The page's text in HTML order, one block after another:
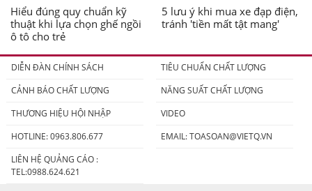
Hiểu đúng quy chuẩn kỹ
thuật khi lựa chọn ghế ngồi
ô tô cho trẻ
5 lưu ý khi mua xe đạp điện,
tránh 'tiền mất tật mang'
DIỄN ĐÀN CHÍNH SÁCH
TIÊU CHUẨN CHẤT LƯỢNG
CẢNH BÁO CHẤT LƯỢNG
NĂNG SUẤT CHẤT LƯỢNG
THƯƠNG HIỆU HỘI NHẬP
VIDEO
HOTLINE: 0963.806.677
EMAIL:TOASOAN@VIETQ.VN
LIÊN HỆ QUẢNG CÁO :
TEL:0988.624.621